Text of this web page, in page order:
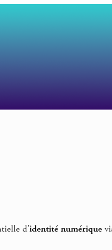
d’identité numérique